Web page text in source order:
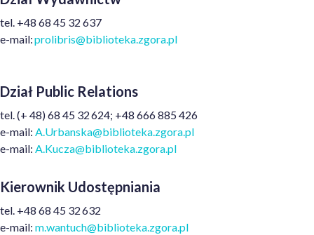
tel. +48 68 45 32 637
e-mail:prolibris@biblioteka.zgora.pl
Dział Public Relations
tel.(+ 48)68 45 32 624; +48 666 885 426
e-mail: A.Urbanska@biblioteka.zgora.pl
e-mail: A.Kucza@biblioteka.zgora.pl
Kierownik Udostępniania
tel. +48 68 45 32 632
e-mail: m.wantuch@biblioteka.zgora.pl